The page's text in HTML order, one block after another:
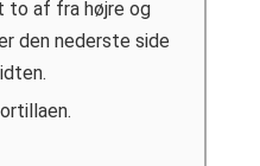
to af fra højre og
den nederste side